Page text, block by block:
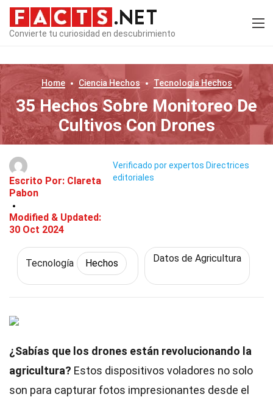
Convierte tu curiosidad en descubrimiento
Home Ciencia Hechos TecnologíaHechos
35 Hechos Sobre Monitoreo De
Cultivos Con Drones
Escrito Por: Clareta
Pabon
Modified & Updated:
30 Oct 2024
Verificado por expertos Directrices
editoriales
Tecnología Hechos Datos de Agricultura
¿Sabías que los drones están revolucionando la
agricultura? Estos dispositivos voladores no solo
son para capturar fotos impresionantes desde el